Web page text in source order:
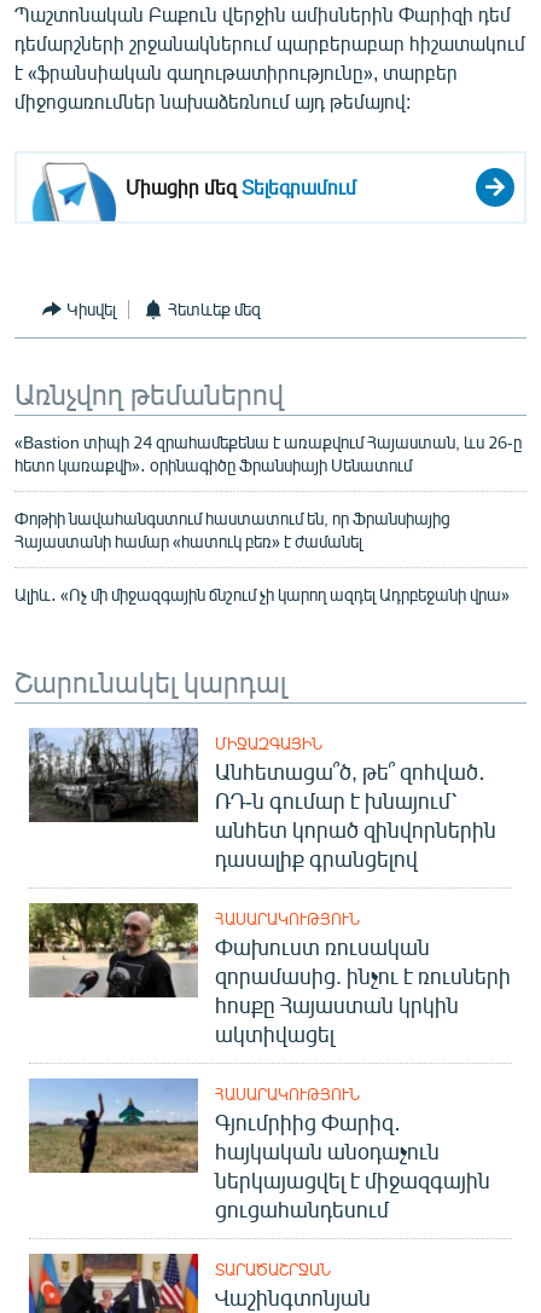
Պաշտոնական Բաքուն վերջին ամիսներին Փարիզի դեմ
դեմարշների շրջանակներում պարբերաբար հիշատակում
է «ֆրանսիական գաղութատիրությունը», տարբեր
միջոցառումներ նախաձեռնում այդ թեմայով:
Միացիր մեզՏելեգրամում
Կիսվել Հետևեք մեզ
Առնչվող թեմաներով
«Bastion տիպի 24 զրահամեքենա է առաքվում Հայաստան, ևս 26-ը
հետո կառաքվի»․ օրինագիծը Ֆրանսիայի Սենատում
Փոթիի նավահանգստում հաստատում են, որ Ֆրանսիայից
Հայաստանի համար «հատուկ բեռ» է ժամանել
Ալիև․ «Ոչ մի միջազգային ճնշում չի կարող ազդել Ադրբեջանի վրա»
Շարունակել կարդալ
ՄԻՋԱԶԳԱՅԻՆ
Անհետացա՞ծ, թե՞ զոհված․
ՌԴ-ն գումար է խնայում՝
անհետ կորած զինվորներին
դասալիք գրանցելով
ՀԱՍԱՐԱԿՈՒԹՅՈՒՆ
Փախուստ ռուսական
զորամասից. ինչու է ռուսների
հոսքը Հայաստան կրկին
ակտիվացել
ՀԱՍԱՐԱԿՈՒԹՅՈՒՆ
Գյումրիից Փարիզ․
հայկական անօդաչուն
ներկայացվել է միջազգային
ցուցահանդեսում
ՏԱՐԱԾԱՇՐՋԱՆ
Վաշինգտոնյան